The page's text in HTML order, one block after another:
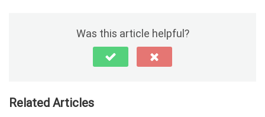
Was this article helpful?
Related Articles